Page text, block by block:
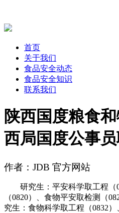
首页
关于我们
食品安全动态
食品安全知识
联系我们
陕西国度粮食
西局国度公事
作者：JDB 官方网站
研究生：平安科学取工程（
（0820）、食物平安取检测（
究生：食物科学取工程（0832